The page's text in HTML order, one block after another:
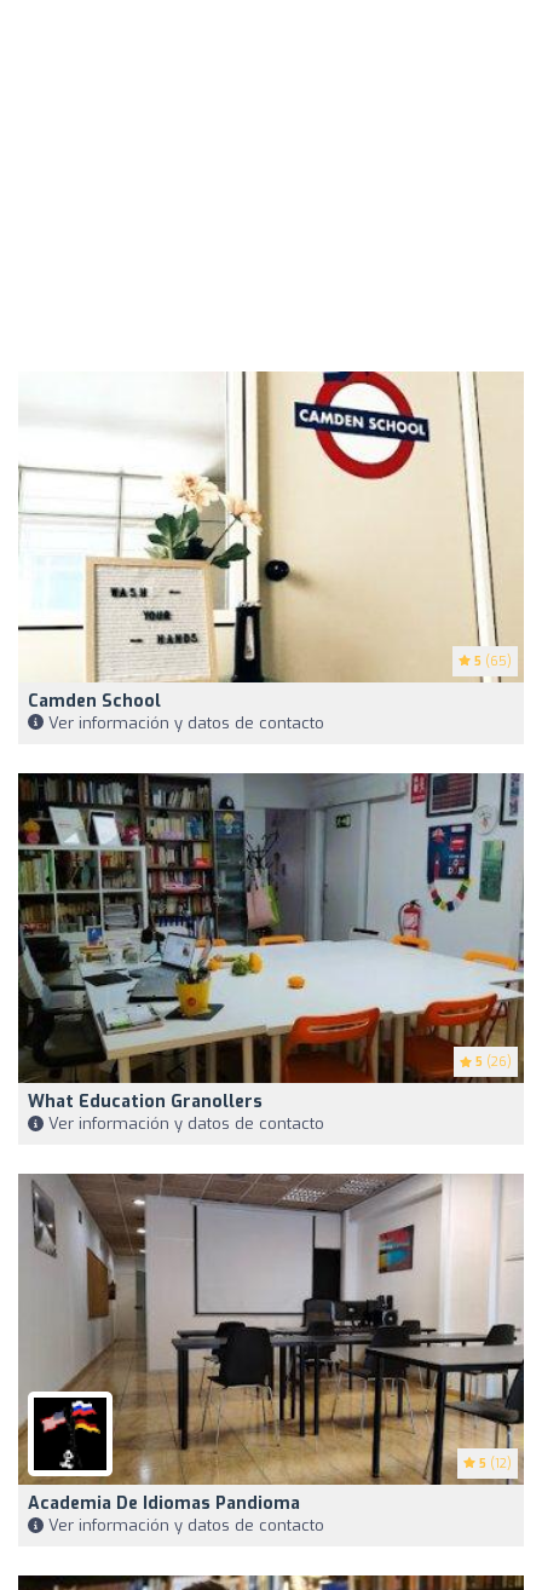
5 (65)
Camden School
Ver información y datos de contacto
5 (26)
What Education Granollers
Ver información y datos de contacto
5 (12)
Academia De Idiomas Pandioma
Ver información y datos de contacto